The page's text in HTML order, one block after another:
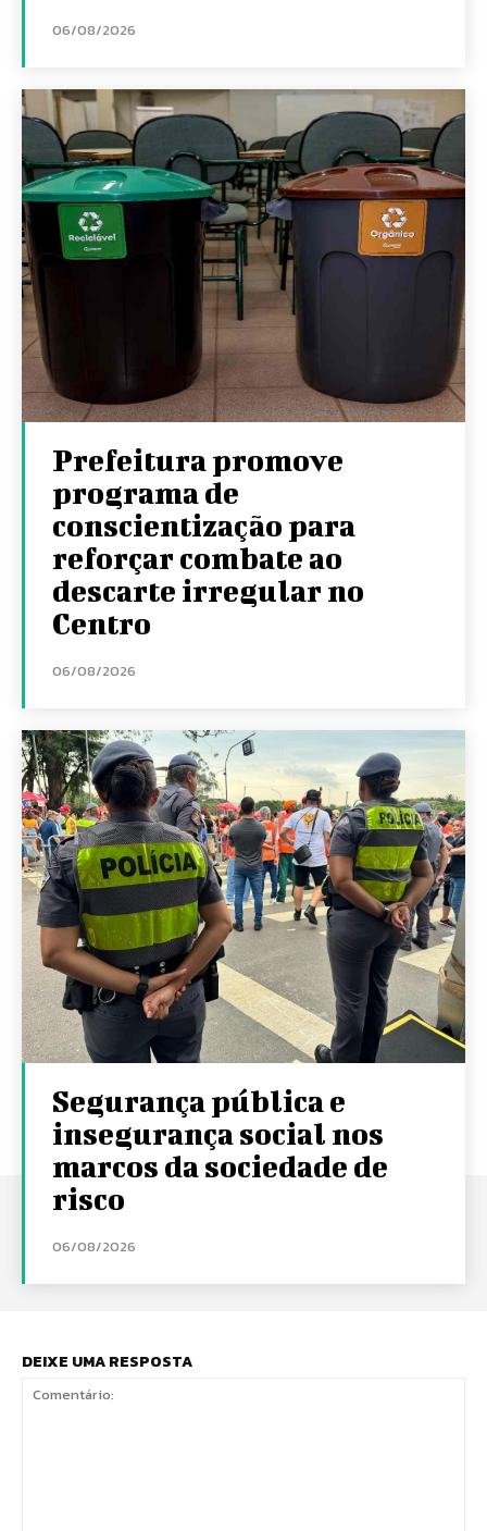
06/08/2026
Prefeitura promove
programa de
conscientização para
reforçar combate ao
descarte irregular no
Centro
06/08/2026
Segurança pública e
insegurança social nos
marcos da sociedade de
risco
06/08/2026
DEIXE UMA RESPOSTA